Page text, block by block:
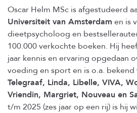
Oscar Helm MSc is afgestudeerd
Universiteit van Amsterdam en is
dieetpsycholoog en
100.000 verkochte boeken. Hij
jaar kennis en ervaring opgedaan
voeding en sport en is o.a. bekend
Telegraaf, Linda, Libelle, VIVA,
Vriendin, Margriet, Nouveau en
t/m 2025 (zes jaar op een rij) is hij